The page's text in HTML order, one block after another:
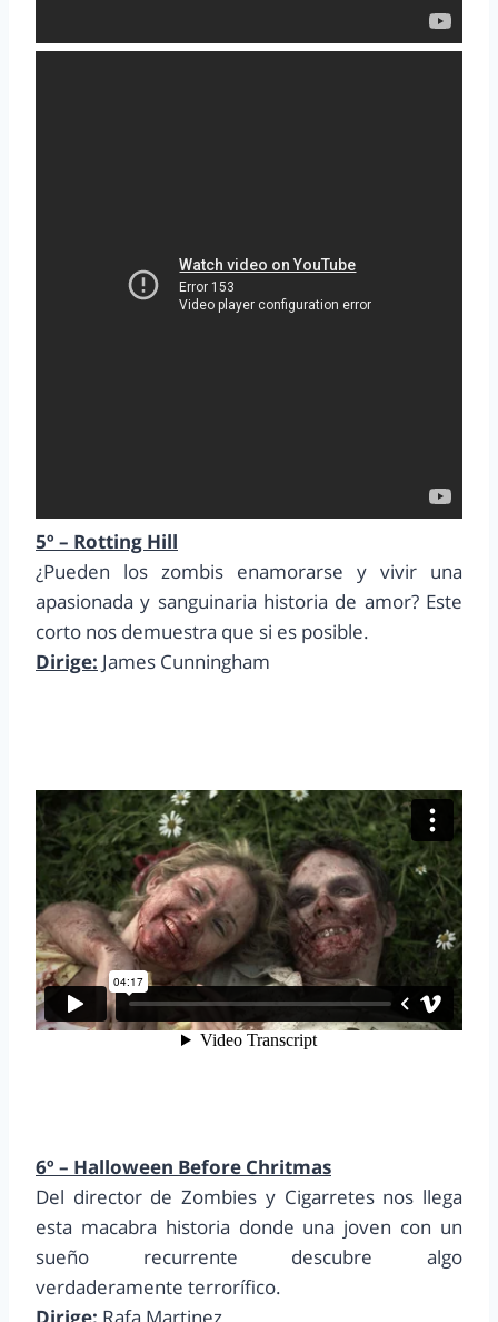
5º – Rotting Hill
¿Pueden los zombis enamorarse y vivir una
apasionada y sanguinaria historia de amor? Este
corto nos demuestra que si es posible.
Dirige: James Cunningham
6º – Halloween Before Chritmas
Del director de Zombies y Cigarretes nos llega
esta macabra historia donde una joven con un
sueño recurrente descubre algo
verdaderamente terrorífico.